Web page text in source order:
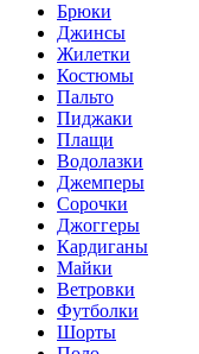
Брюки
Джинсы
Жилетки
Костюмы
Пальто
Пиджаки
Плащи
Водолазки
Джемперы
Сорочки
Джоггеры
Кардиганы
Майки
Ветровки
Футболки
Шорты